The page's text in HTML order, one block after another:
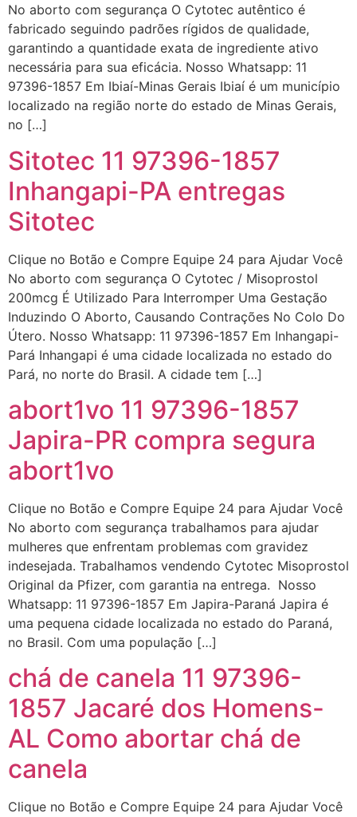
No aborto com segurança O Cytotec autêntico é
fabricado seguindo padrões rígidos de qualidade,
garantindo a quantidade exata de ingrediente ativo
necessária para sua eficácia. Nosso Whatsapp: 11
97396-1857 Em Ibiaí-Minas Gerais Ibiaí é um município
localizado na região norte do estado de Minas Gerais,
no […]
Sitotec 11 97396-1857
Inhangapi-PA entregas
Sitotec
Clique no Botão e Compre Equipe 24 para Ajudar Você
No aborto com segurança O Cytotec / Misoprostol
200mcg É Utilizado Para Interromper Uma Gestação
Induzindo O Aborto, Causando Contrações No Colo Do
Útero. Nosso Whatsapp: 11 97396-1857 Em Inhangapi-
Pará Inhangapi é uma cidade localizada no estado do
Pará, no norte do Brasil. A cidade tem […]
abort1vo 11 97396-1857
Japira-PR compra segura
abort1vo
Clique no Botão e Compre Equipe 24 para Ajudar Você
No aborto com segurança trabalhamos para ajudar
mulheres que enfrentam problemas com gravidez
indesejada. Trabalhamos vendendo Cytotec Misoprostol
Original da Pfizer, com garantia na entrega. Nosso
Whatsapp: 11 97396-1857 Em Japira-Paraná Japira é
uma pequena cidade localizada no estado do Paraná,
no Brasil. Com uma população […]
chá de canela 11 97396-
1857 Jacaré dos Homens-
AL Como abortar chá de
canela
Clique no Botão e Compre Equipe 24 para Ajudar Você